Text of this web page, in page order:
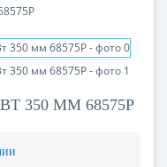
350 ММ 68575Р